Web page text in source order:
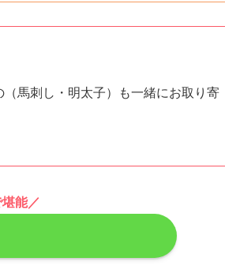
（馬刺し・明太子）も一緒にお取り寄
能／